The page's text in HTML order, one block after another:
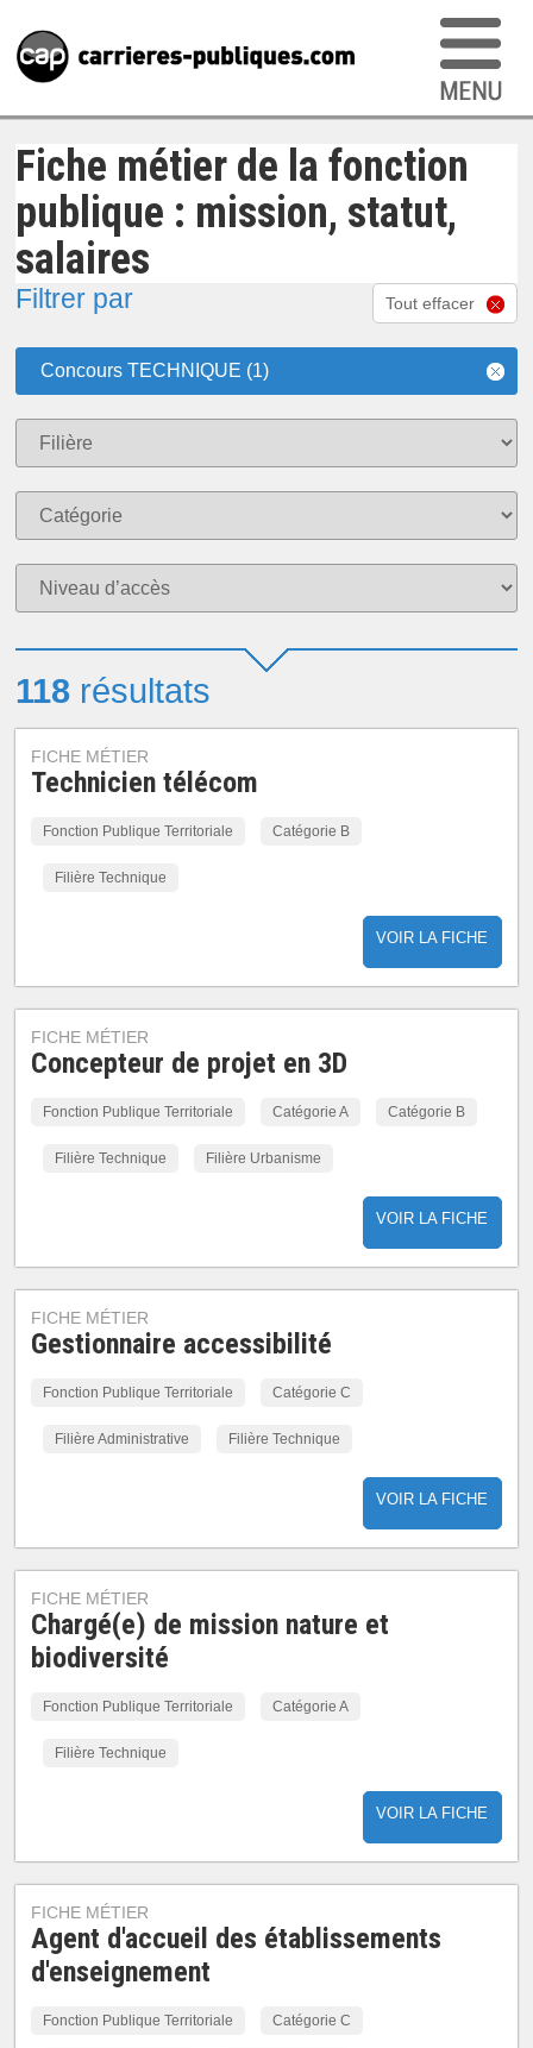
Fiche métier de la fonction
publique : mission, statut,
salaires
Filtrer par Tout effacer
Concours TECHNIQUE (1)
118 résultats
FICHE MÉTIER
Technicien télécom
Fonction Publique Territoriale Catégorie B
Filière Technique
VOIR LA FICHE
FICHE MÉTIER
Concepteur de projet en 3D
Fonction Publique Territoriale Catégorie A Catégorie B
Filière Technique Filière Urbanisme
VOIR LA FICHE
FICHE MÉTIER
Gestionnaire accessibilité
Fonction Publique Territoriale Catégorie C
Filière Administrative Filière Technique
VOIR LA FICHE
FICHE MÉTIER
Chargé(e) de mission nature et
biodiversité
Fonction Publique Territoriale Catégorie A
Filière Technique
VOIR LA FICHE
FICHE MÉTIER
Agent d'accueil des établissements
d'enseignement
Fonction Publique Territoriale Catégorie C